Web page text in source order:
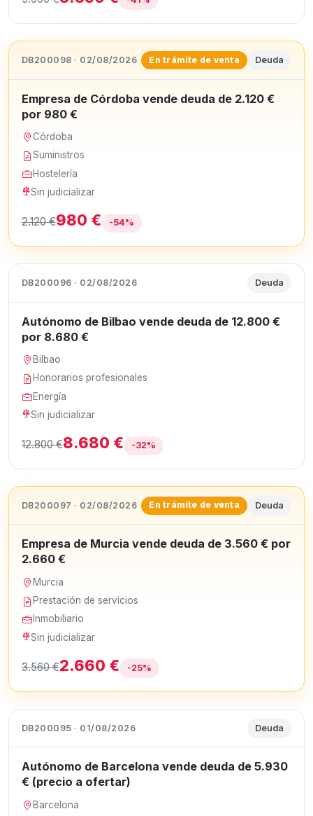
DB200098 · 02/08/2026 En trámite de venta Deuda
Empresa de Córdoba vende deuda de 2.120 €
por 980 €
Córdoba
Suministros
Hostelería
Sin judicializar
2.120 €980 € -54%
DB200096 · 02/08/2026 Deuda
Autónomo de Bilbao vende deuda de 12.800 €
por 8.680 €
Bilbao
Honorarios profesionales
Energía
Sin judicializar
12.800 €8.680 € -32%
DB200097 · 02/08/2026 En trámite de venta Deuda
Empresa de Murcia vende deuda de 3.560 € por
2.660 €
Murcia
Prestación de servicios
Inmobiliario
Sin judicializar
3.560 €2.660 € -25%
DB200095 · 01/08/2026 Deuda
Autónomo de Barcelona vende deuda de 5.930
€ (precio a ofertar)
Barcelona